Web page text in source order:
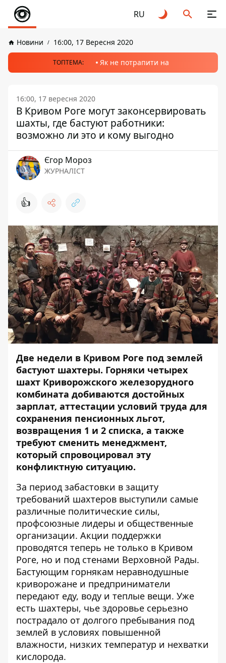
RU
Новини 16:00, 17 Вересня 2020
ТОПТЕМА: Як не потрапити на
16:00, 17 вересня 2020
В Кривом Роге могут законсервировать
шахты, где бастуют работники:
возможно ли это и кому выгодно
Єгор Мороз
ЖУРНАЛІСТ
👍
Две недели в Кривом Роге под землей
бастуют шахтеры. Горняки четырех
шахт Криворожского железорудного
комбината добиваются достойных
зарплат, аттестации условий труда для
сохранения пенсионных льгот,
возвращения 1 и 2 списка, а также
требуют сменить менеджмент,
который спровоцировал эту
конфликтную ситуацию.
За период забастовки в защиту
требований шахтеров выступили самые
различные политические силы,
профсоюзные лидеры и общественные
организации. Акции поддержки
проводятся теперь не только в Кривом
Роге, но и под стенами Верховной Рады.
Бастующим горнякам неравнодушные
криворожане и предприниматели
передают еду, воду и теплые вещи. Уже
есть шахтеры, чье здоровье серьезно
пострадало от долгого пребывания под
землей в условиях повышенной
влажности, низких температур и нехватки
кислорода.